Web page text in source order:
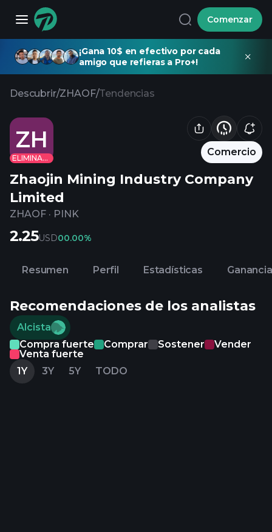
Comenzar
¡Gana 10$ en efectivo por cada
amigo que refieras a Pro+!
Descubrir/ZHAOF/Tendencias
ZH
ELIMINADO
Comercio
Zhaojin Mining Industry Company
Limited
ZHAOF · PINK
2.25USD00.00%
Resumen Perfil Estadísticas
Recomendaciones de los analistas
Alcista
Compra fuerte
Comprar Sostener
Vender
Venta fuerte
1Y
3Y 5Y TODO